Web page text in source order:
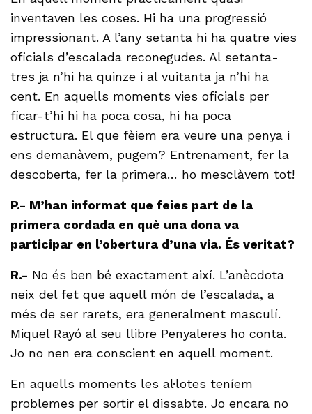
inventaven les coses. Hi ha una progressió
impressionant. A l’any setanta hi ha quatre vies
oficials d’escalada reconegudes. Al setanta-
tres ja n’hi ha quinze i al vuitanta ja n’hi ha
cent. En aquells moments vies oficials per
ficar-t’hi hi ha poca cosa, hi ha poca
estructura. El que fèiem era veure una penya i
ens demanàvem, pugem? Entrenament, fer la
descoberta, fer la primera… ho mesclàvem tot!
P.- M’han informat que feies part de la
primera cordada en què una dona va
participar en l’obertura d’una via. És veritat?
R.- No és ben bé exactament així. L’anècdota
neix del fet que aquell món de l’escalada, a
més de ser rarets, era generalment masculí.
Miquel Rayó al seu llibre Penyaleres ho conta.
Jo no nen era conscient en aquell moment.
En aquells moments les al·lotes teníem
problemes per sortir el dissabte. Jo encara no